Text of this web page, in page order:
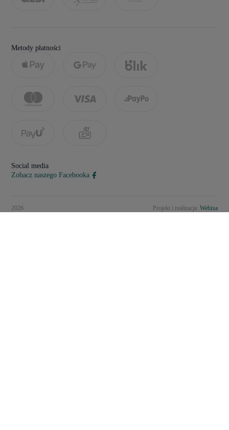
Metody płatności
Social media
Zobacz naszego Facebooka
2026 Projekt i realizacja: Webixa